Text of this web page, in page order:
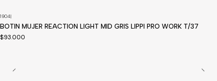
1904|
BOTIN MUJER REACTION LIGHT MID GRIS LIPPI PRO WORK T/37
$93.000